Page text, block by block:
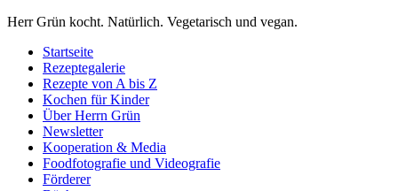
Herr Grün kocht. Natürlich. Vegetarisch und vegan.
Startseite
Rezeptegalerie
Rezepte von A bis Z
Kochen für Kinder
Über Herrn Grün
Newsletter
Kooperation & Media
Foodfotografie und Videografie
Förderer